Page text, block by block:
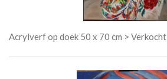
Acrylverf op doek 50 x 70 cm > Verkocht